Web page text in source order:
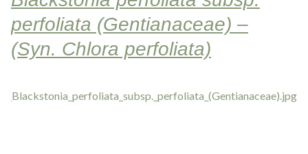
perfoliata (Gentianaceae) –
(Syn. Chlora perfoliata)